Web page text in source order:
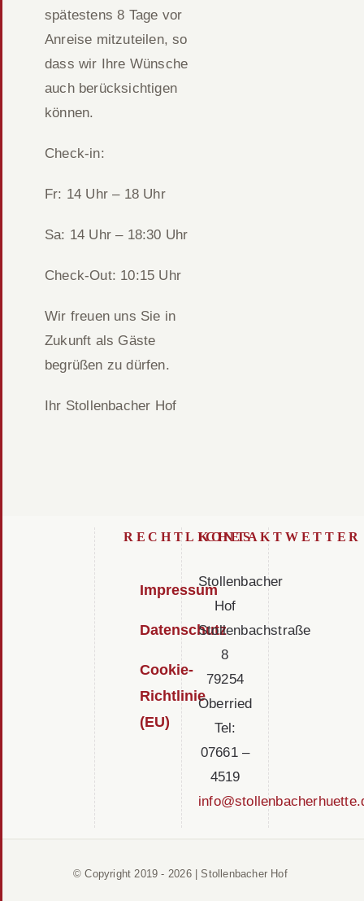
spätestens 8 Tage vor
Anreise mitzuteilen, so
dass wir Ihre Wünsche
auch berücksichtigen
können.
Check-in:
Fr: 14 Uhr – 18 Uhr
Sa: 14 Uhr – 18:30 Uhr
Check-Out: 10:15 Uhr
Wir freuen uns Sie in
Zukunft als Gäste
begrüßen zu dürfen.
Ihr Stollenbacher Hof
RECHTLICHES
Impressum
Datenschutz
Cookie-
Richtlinie
(EU)
KONTAKT
Stollenbacher
Hof
Stollenbachstraße
8
79254
Oberried
Tel:
07661 –
4519
WETTER
© Copyright 2019 - 2026 | Stollenbacher Hof